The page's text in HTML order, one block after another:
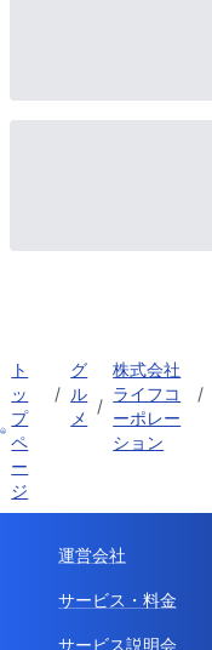
ト
ッ
プ
ペ
ー
ジ
/
グ
ル
メ
/
株式会社
ライフコ
ーポレー
ション
/
運営会社
サービス・料金
サービス説明会